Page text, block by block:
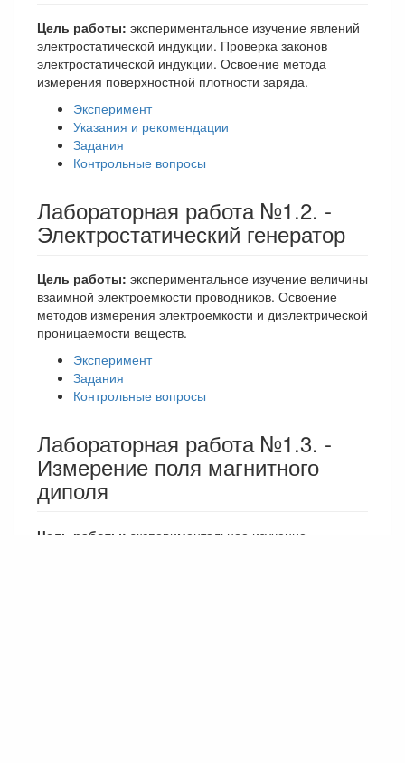
Цель работы: экспериментальное изучение явлений
электростатической индукции. Проверка законов
электростатической индукции. Освоение метода
измерения поверхностной плотности заряда.
Эксперимент
Указания и рекомендации
Задания
Контрольные вопросы
Лабораторная работа №1.2. -
Электростатический генератор
Цель работы: экспериментальное изучение величины
взаимной электроемкости проводников. Освоение
методов измерения электроемкости и диэлектрической
проницаемости веществ.
Эксперимент
Задания
Контрольные вопросы
Лабораторная работа №1.3. -
Измерение поля магнитного
диполя
Цель работы: экспериментальное изучение